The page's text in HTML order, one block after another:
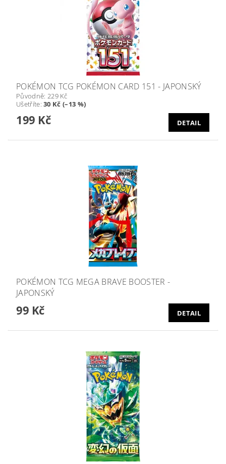
POKÉMON TCG POKÉMON CARD 151 - JAPONSKÝ
Původně: 229 Kč
Ušetříte:30 Kč (–13 %)
199 Kč DETAIL
POKÉMON TCG MEGA BRAVE BOOSTER -
JAPONSKÝ
99 Kč DETAIL